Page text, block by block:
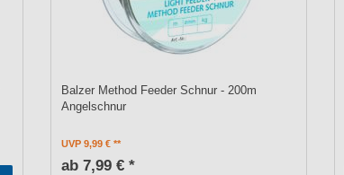
Balzer Method Feeder Schnur - 200m
Angelschnur
UVP 9,99 €
ab 7,99 € *